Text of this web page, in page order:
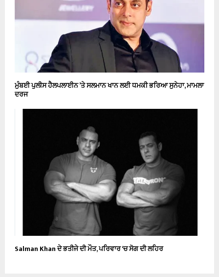
ਮੁੰਬਈ ਪੁਲੀਸ ਹੈਲਪਲਾਈਨ ’ਤੇ ਸਲਮਾਨ ਖਾਨ ਲਈ ਧਮਕੀ ਭਰਿਆ ਸੁਨੇਹਾ, ਮਾਮਲਾ
ਦਰਜ
Salman Khan ਦੇ ਭਤੀਜੇ ਦੀ ਮੌਤ, ਪਰਿਵਾਰ ‘ਚ ਸੋਗ ਦੀ ਲਹਿਰ